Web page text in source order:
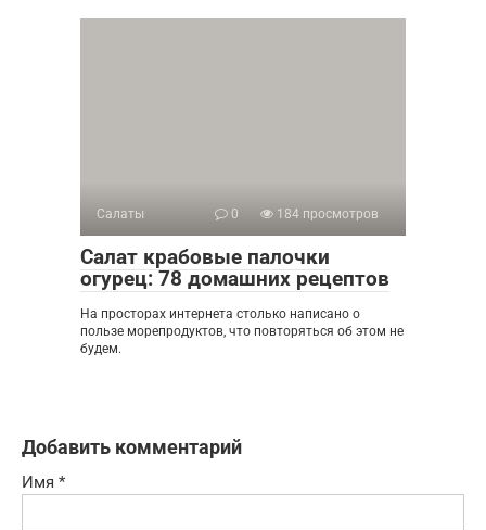
Салаты 0 184 просмотров
Салат крабовые палочки
огурец: 78 домашних рецептов
На просторах интернета столько написано о
пользе морепродуктов, что повторяться об этом не
будем.
Добавить комментарий
Имя *